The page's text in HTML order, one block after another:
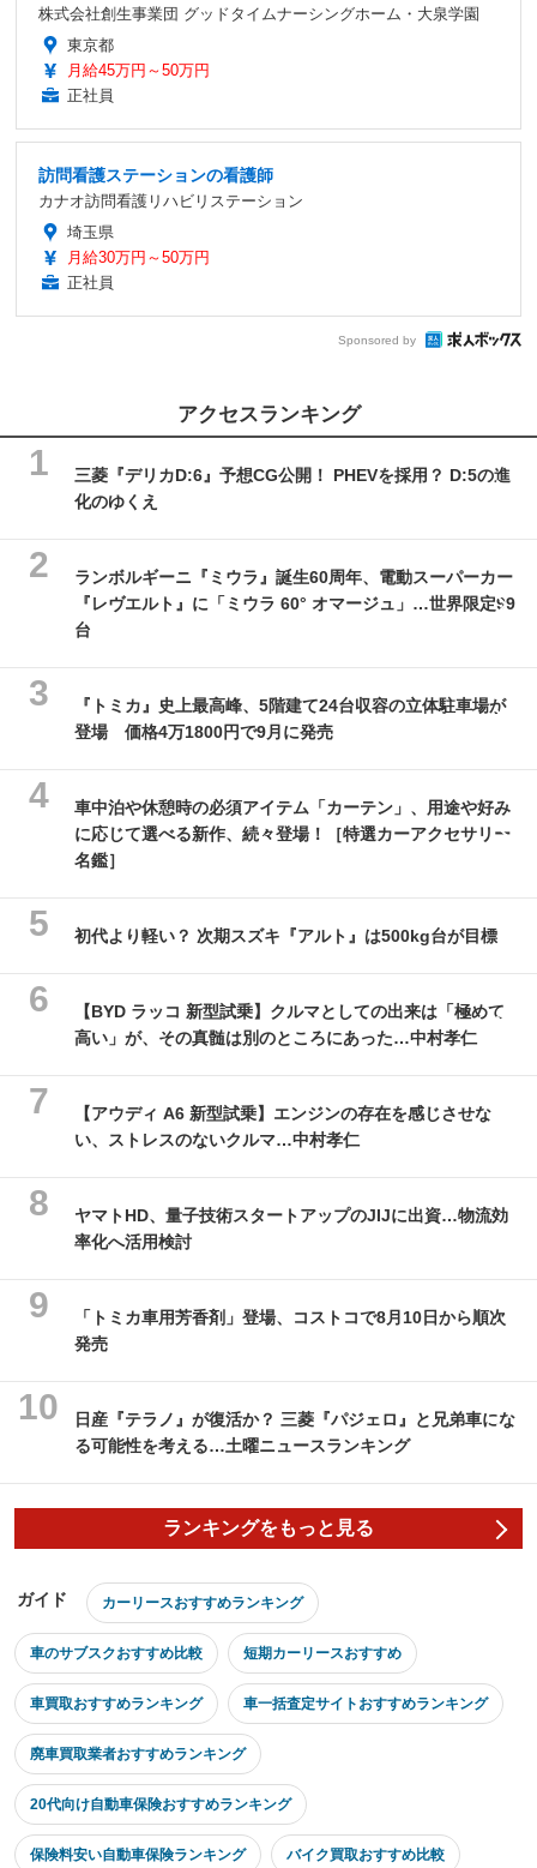
株式会社創生事業団 グッドタイムナーシングホーム・大泉学園
東京都
月給45万円～50万円
正社員
訪問看護ステーションの看護師
カナオ訪問看護リハビリステーション
埼玉県
月給30万円～50万円
正社員
Sponsored by
アクセスランキング
三菱『デリカD:6』予想CG公開！ PHEVを採用？ D:5の進
化のゆくえ
ランボルギーニ『ミウラ』誕生60周年、電動スーパーカー
『レヴエルト』に「ミウラ 60° オマージュ」…世界限定99
台
『トミカ』史上最高峰、5階建て24台収容の立体駐車場が
登場 価格4万1800円で9月に発売
車中泊や休憩時の必須アイテム「カーテン」、用途や好み
に応じて選べる新作、続々登場！［特選カーアクセサリー
名鑑］
初代より軽い？ 次期スズキ『アルト』は500kg台が目標
【BYD ラッコ 新型試乗】クルマとしての出来は「極めて
高い」が、その真髄は別のところにあった…中村孝仁
【アウディ A6 新型試乗】エンジンの存在を感じさせな
い、ストレスのないクルマ…中村孝仁
ヤマトHD、量子技術スタートアップのJIJに出資…物流効
率化へ活用検討
「トミカ車用芳香剤」登場、コストコで8月10日から順次
発売
日産『テラノ』が復活か？ 三菱『パジェロ』と兄弟車にな
る可能性を考える…土曜ニュースランキング
ランキングをもっと見る
ガイド カーリースおすすめランキング
車のサブスクおすすめ比較 短期カーリースおすすめ
車買取おすすめランキング 車一括査定サイトおすすめランキング
廃車買取業者おすすめランキング
20代向け自動車保険おすすめランキング
保険料安い自動車保険ランキング バイク買取おすすめ比較